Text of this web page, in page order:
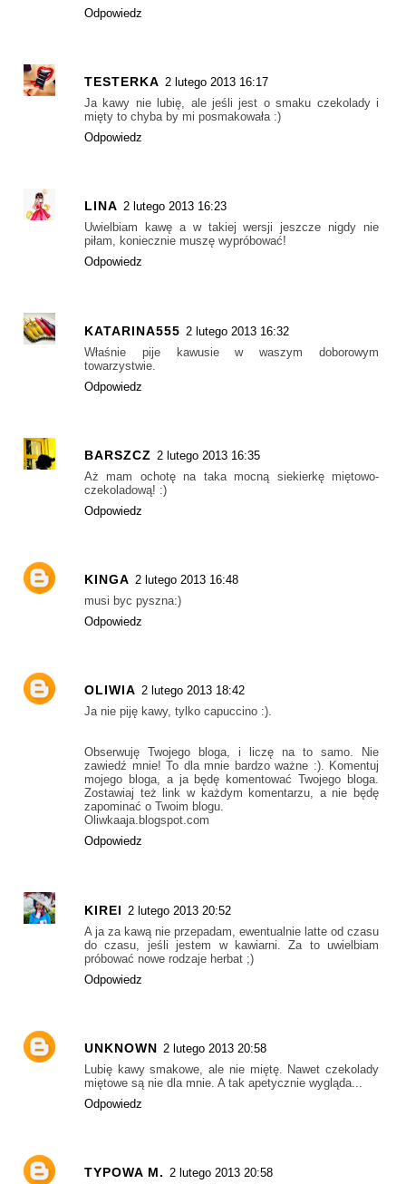
Odpowiedz
TESTERKA 2 lutego 2013 16:17
Ja kawy nie lubię, ale jeśli jest o smaku czekolady i
mięty to chyba by mi posmakowała :)
Odpowiedz
LINA 2 lutego 2013 16:23
Uwielbiam kawę a w takiej wersji jeszcze nigdy nie
piłam, koniecznie muszę wypróbować!
Odpowiedz
KATARINA555 2 lutego 2013 16:32
Właśnie pije kawusie w waszym doborowym
towarzystwie.
Odpowiedz
BARSZCZ 2 lutego 2013 16:35
Aż mam ochotę na taka mocną siekierkę miętowo-
czekoladową! :)
Odpowiedz
KINGA 2 lutego 2013 16:48
musi byc pyszna:)
Odpowiedz
OLIWIA 2 lutego 2013 18:42
Ja nie piję kawy, tylko capuccino :).
Obserwuję Twojego bloga, i liczę na to samo. Nie
zawiedź mnie! To dla mnie bardzo ważne :). Komentuj
mojego bloga, a ja będę komentować Twojego bloga.
Zostawiaj też link w każdym komentarzu, a nie będę
zapominać o Twoim blogu.
Oliwkaaja.blogspot.com
Odpowiedz
KIREI 2 lutego 2013 20:52
A ja za kawą nie przepadam, ewentualnie latte od czasu
do czasu, jeśli jestem w kawiarni. Za to uwielbiam
próbować nowe rodzaje herbat ;)
Odpowiedz
UNKNOWN 2 lutego 2013 20:58
Lubię kawy smakowe, ale nie miętę. Nawet czekolady
miętowe są nie dla mnie. A tak apetycznie wygląda...
Odpowiedz
TYPOWA M. 2 lutego 2013 20:58